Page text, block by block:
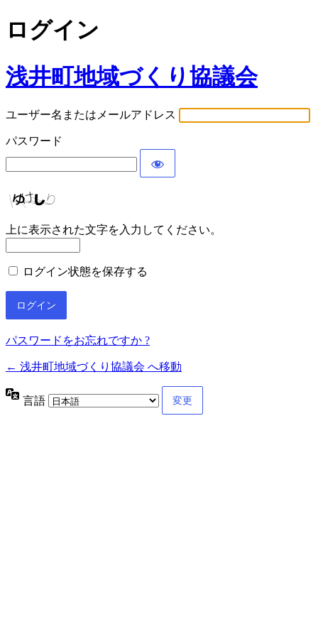
ログイン
浅井町地域づくり協議会
ユーザー名またはメールアドレス
パスワード
上に表示された文字を入力してください。
ログイン状態を保存する
パスワードをお忘れですか ?
← 浅井町地域づくり協議会 へ移動
言語